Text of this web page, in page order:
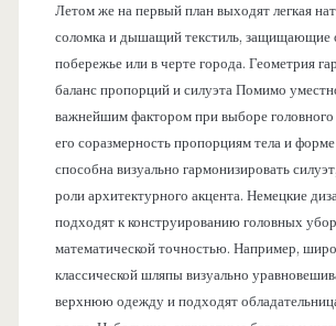
Летом же на первый план выходят легкая
соломка и дышащий текстиль, защищающие
побережье или в черте города. Геометрия
баланс пропорций и силуэта Помимо
важнейшим фактором при выборе головного
его соразмерность пропорциям тела и
способна визуально гармонизировать
роли архитектурного акцента. Немецкие
подходят к конструированию головных
математической точностью. Например,
классической шляпы визуально
верхнюю одежду и подходят